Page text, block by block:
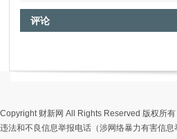
评论
Copyright 财新网 All Rights Reserved 版权所
违法和不良信息举报电话（涉网络暴力有害信